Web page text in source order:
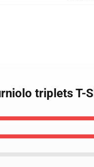
triplets T-